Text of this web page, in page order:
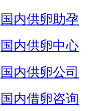
国内供卵助孕
国内供卵中心
国内供卵公司
国内借卵咨询